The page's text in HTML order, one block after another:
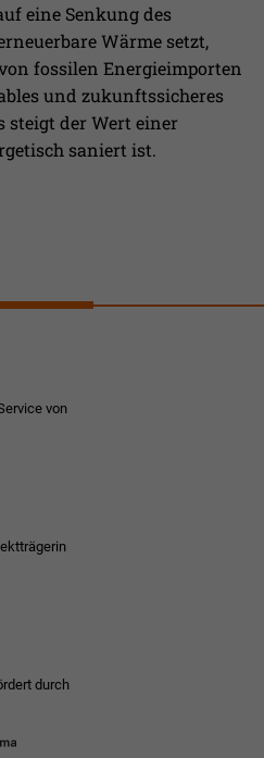
eine Senkung des
Wärme setzt,
fossilen Energieimporten
und zukunftssicheres
steigt der Wert einer
saniert ist.
von
durch